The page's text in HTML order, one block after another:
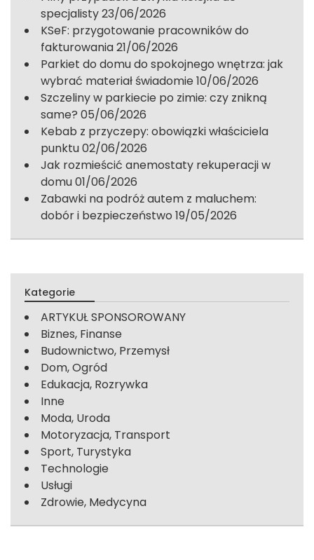
specjalisty23/06/2026
KSeF: przygotowanie pracowników do
fakturowania21/06/2026
Parkiet do domu do spokojnego wnętrza: jak
wybrać materiał świadomie 10/06/2026
Szczeliny w parkiecie po zimie: czy znikną
same? 05/06/2026
Kebab z przyczepy: obowiązki właściciela
punktu02/06/2026
Jak rozmieścić anemostaty rekuperacji w
domu01/06/2026
Zabawki na podróż autem z maluchem:
dobór i bezpieczeństwo 19/05/2026
Kategorie
ARTYKUŁ SPONSOROWANY
Biznes, Finanse
Budownictwo, Przemysł
Dom, Ogród
Edukacja, Rozrywka
Inne
Moda, Uroda
Motoryzacja, Transport
Sport, Turystyka
Technologie
Usługi
Zdrowie, Medycyna